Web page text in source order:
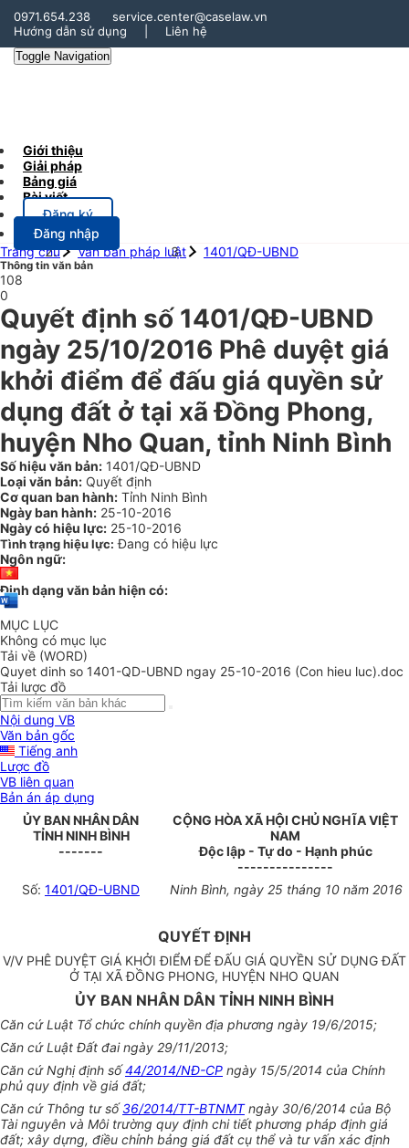
0971.654.238
service.center@caselaw.vn
Hướng dẫn sử dụng
Liên hệ
Toggle Navigation
Giới thiệu
Giải pháp
Bảng giá
Bài viết
Đăng ký
Đăng nhập
Trang chủ
Văn bản pháp luật 1401/QĐ-UBND
Thông tin văn bản
108
0
Quyết định số 1401/QĐ-UBND
ngày 25/10/2016 Phê duyệt giá
khởi điểm để đấu giá quyền sử
dụng đất ở tại xã Đồng Phong,
huyện Nho Quan, tỉnh Ninh Bình
Số hiệu văn bản: 1401/QĐ-UBND
Loại văn bản: Quyết định
Cơ quan ban hành: Tỉnh Ninh Bình
Ngày ban hành: 25-10-2016
Ngày có hiệu lực: 25-10-2016
Tình trạng hiệu lực: Đang có hiệu lực
Ngôn ngữ:
Định dạng văn bản hiện có:
MỤC LỤC
Không có mục lục
Tải về (WORD)
Quyet dinh so 1401-QD-UBND ngay 25-10-2016 (Con hieu luc).doc
Tải lược đồ
Nội dung VB
Văn bản gốc
Tiếng anh
Lược đồ
VB liên quan
Bản án áp dụng
ỦY BAN NHÂN DÂN
TỈNH NINH BÌNH
-------
CỘNG HÒA XÃ HỘI CHỦ NGHĨA VIỆT
NAM
Độc lập - Tự do - Hạnh phúc
---------------
Số: 1401/QĐ-UBND Ninh Bình, ngày 25 tháng 10 năm 2016
QUYẾT ĐỊNH
V/V PHÊ DUYỆT GIÁ KHỞI ĐIỂM ĐỂ ĐẤU GIÁ QUYỀN SỬ DỤNG ĐẤT
Ở TẠI XÃ ĐỒNG PHONG, HUYỆN NHO QUAN
ỦY BAN NHÂN DÂN TỈNH NINH BÌNH
Căn cứ Luật Tổ chức chính quyền địa phương ngày 19/6/2015;
Căn cứ Luật Đất đai ngày 29/11/2013;
Căn cứ Nghị định số44/2014/NĐ-CP ngày 15/5/2014 của Chính
phủ quy định về giá đất;
Căn cứ Thông tư số36/2014/TT-BTNMTngày 30/6/2014 của Bộ
Tài nguyên và Môi trường quy định chi tiết phương pháp định giá
đất; xây dựng, điều chỉnh bảng giá đất cụ thể và tư vấn xác định